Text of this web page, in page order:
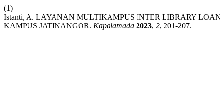
(1)
Istanti, A. LAYANAN MULTIKAMPUS INTER LIBRARY
KAMPUS JATINANGOR. Kapalamada 2023, 2, 201-207.